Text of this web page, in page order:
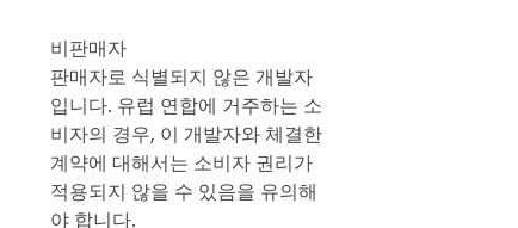
비판매자
판매자로 식별되지 않은 개발자
입니다. 유럽 연합에 거주하는 소
비자의 경우, 이 개발자와 체결한
계약에 대해서는 소비자 권리가
적용되지 않을 수 있음을 유의해
야 합니다.